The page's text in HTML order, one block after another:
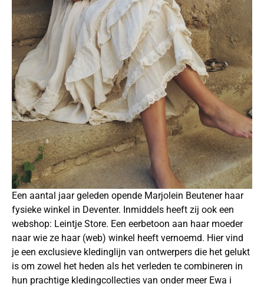
Een aantal jaar geleden opende Marjolein Beutener haar
fysieke winkel in Deventer. Inmiddels heeft zij ook een
webshop: Leintje Store. Een eerbetoon aan haar moeder
naar wie ze haar (web) winkel heeft vernoemd. Hier vind
je een exclusieve kledinglijn van ontwerpers die het gelukt
is om zowel het heden als het verleden te combineren in
hun prachtige kledingcollecties van onder meer Ewa i